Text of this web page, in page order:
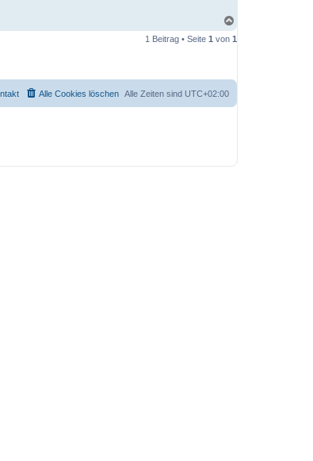
c
e
1 Beitrag • Seite 1 von 1
Alle Zeiten sind UTC+02:00
Alle Cookies löschen